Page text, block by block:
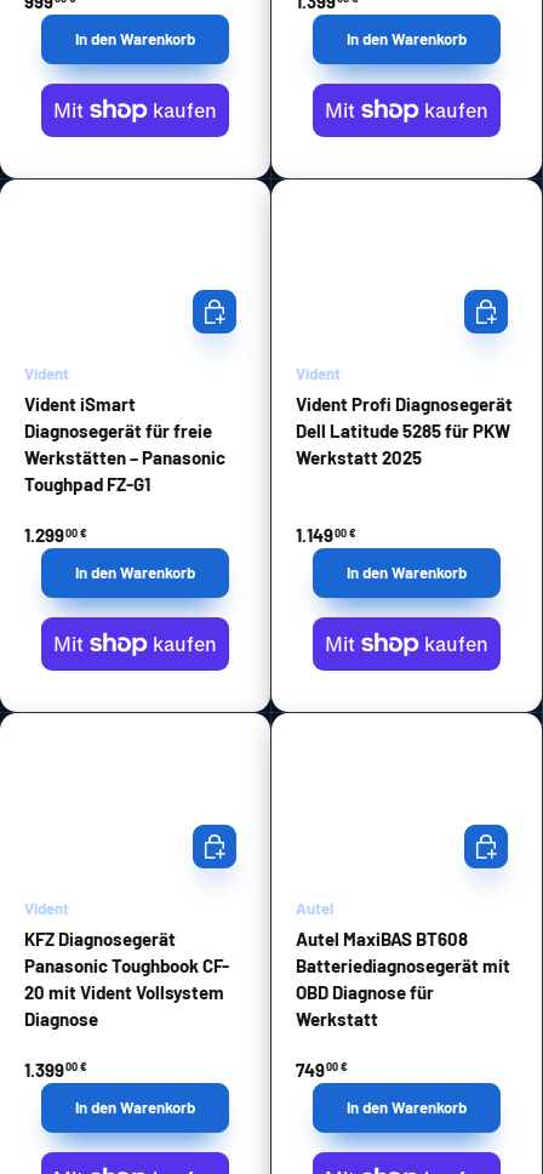
In den Warenkorb In den Warenkorb
Vident
Vident iSmart
Diagnosegerät für freie
Werkstätten – Panasonic
Toughpad FZ-G1
1.29900 €
In den Warenkorb
In den Warenkorb
Vident
Vident Profi Diagnosegerät
Dell Latitude 5285 für PKW
Werkstatt 2025
1.14900 €
In den
In den Warenkorb
Vident
KFZ Diagnosegerät
Panasonic Toughbook CF-
20 mit Vident Vollsystem
Diagnose
1.39900 €
In den Warenkorb
In den Warenkorb
Autel
Autel MaxiBAS BT608
Batteriediagnosegerät mit
OBD Diagnose für
Werkstatt
74900 €
In den
In den Warenkorb